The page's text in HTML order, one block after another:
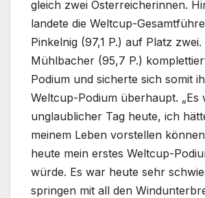
gleich zwei Österreicherinnen.
landete die Weltcup-
Pinkelnig (97,1 P.) auf Platz
Mühlbacher (95,7 P.)
Podium und sicherte sich somit
Weltcup-Podium überhaupt. „Es
unglaublicher Tag heute, ich
meinem Leben vorstellen
heute mein erstes Weltcup-
würde. Es war heute sehr
springen mit all den